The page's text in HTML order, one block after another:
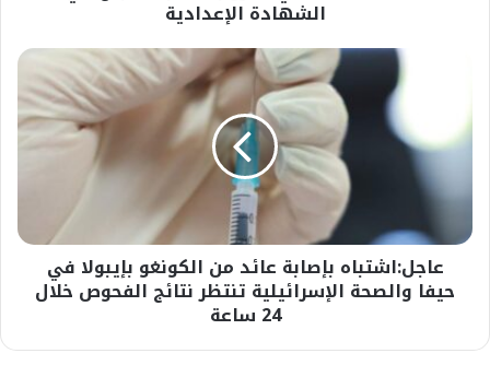
الشهادة الإعدادية
عاجل:اشتباه
من
الكونغو
في
والصحة
الإسرائيلية
تنتظر
خلال
عاجل:اشتباه بإصابة عائد من الكونغو بإيبولا في
حيفا والصحة الإسرائيلية تنتظر نتائج الفحوص خلال
24 ساعة